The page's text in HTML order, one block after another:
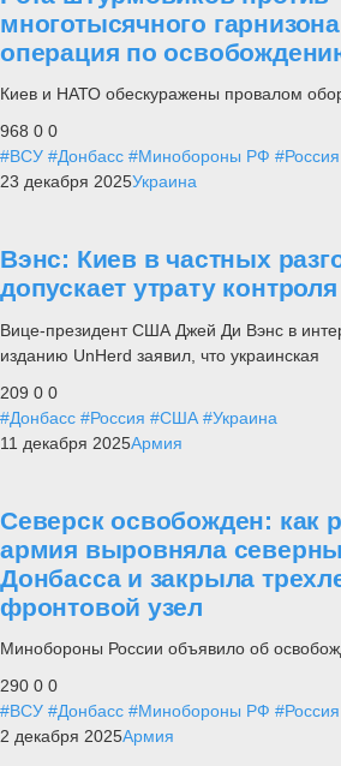
многотысячного
операция по
Киев и НАТО обескуражены провалом
968 0 0
#ВСУ #Донбасс #Минобороны РФ #Россия
23 декабря 2025Украина
Вэнс: Киев в частных
допускает утрату
Вице-президент США Джей Ди Вэнс в
изданию UnHerd заявил, что украинская
209 0 0
#Донбасс #Россия #США #Украина
11 декабря 2025Армия
Северск освобожден: как
армия выровняла
Донбасса и закрыла
фронтовой узел
Минобороны России объявило об
290 0 0
#ВСУ #Донбасс #Минобороны РФ #Россия
2 декабря 2025Армия